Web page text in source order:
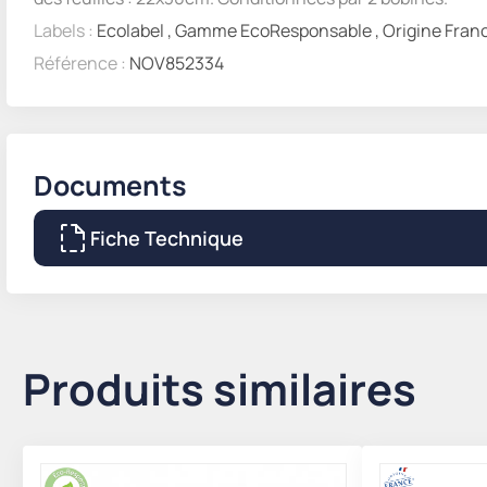
Labels : Ecolabel ,Gamme EcoResponsable,Origine
Référence : NOV852334
Documents
Fiche Technique
Produits similaires